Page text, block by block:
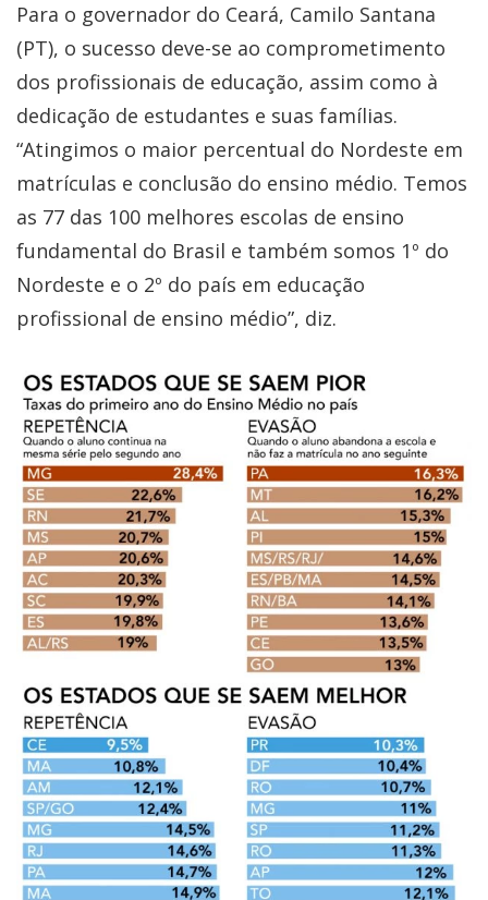
Para o governador do Ceará, Camilo Santana
(PT), o sucesso deve-se ao comprometimento
dos profissionais de educação, assim como à
dedicação de estudantes e suas famílias.
“Atingimos o maior percentual do Nordeste em
matrículas e conclusão do ensino médio. Temos
as 77 das 100 melhores escolas de ensino
fundamental do Brasil e também somos 1º do
Nordeste e o 2º do país em educação
profissional de ensino médio”, diz.